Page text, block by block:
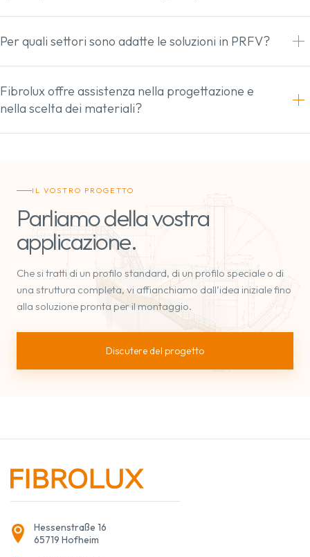
Per quali settori sono adatte le soluzioni in PRFV?
Fibrolux offre assistenza nella progettazione e
nella scelta dei materiali?
IL VOSTRO PROGETTO
Parliamo della vostra
applicazione.
Che si tratti di un profilo standard, di un profilo speciale o di
una struttura completa, vi affianchiamo dall’idea iniziale fino
alla soluzione pronta per il montaggio.
Discutere del progetto
Hessenstraße 16
65719 Hofheim